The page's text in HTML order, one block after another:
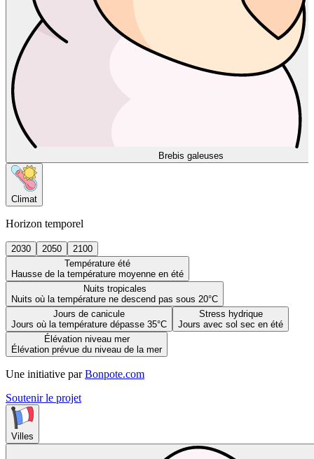
Brebis galeuses
Climat
Horizon temporel
2030 2050
2100
Température été
Hausse de la température moyenne en été
Nuits tropicales
Nuits où la température ne descend pas sous 20°C
Jours de canicule
Jours où la température dépasse 35°C
Stress hydrique
Jours avec sol sec en été
Élévation niveau mer
Élévation prévue du niveau de la mer
Une initiative par Bonpote.com
Soutenir le projet
Villes